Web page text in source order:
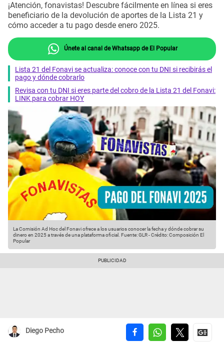
¡Atención, fonavistas! Descubre fácilmente en línea si eres
beneficiario de la devolución de aportes de la Lista 21 y
cómo acceder a tu pago desde enero 2025.
Únete al canal de Whatsapp de El Popular
Lista 21 del Fonavi se actualiza: conoce con tu DNI si recibirás el
pago y dónde cobrarlo
Revisa con tu DNI si eres parte del cobro de la Lista 21 del Fonavi:
LINK para cobrar HOY
La Comisión Ad Hoc del Fonavi ofrece a los usuarios conocer la fecha y dónde cobrar su
dinero en 2025 a través de una plataforma oficial. Fuente: GLR-Crédito: Composición El
Popular
Diego Pecho